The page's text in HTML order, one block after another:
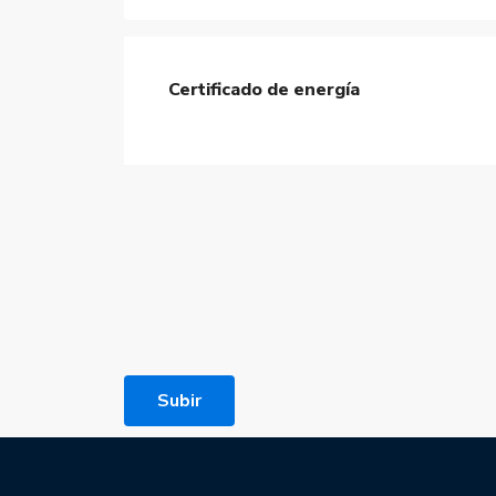
Certificado de energía
Subir